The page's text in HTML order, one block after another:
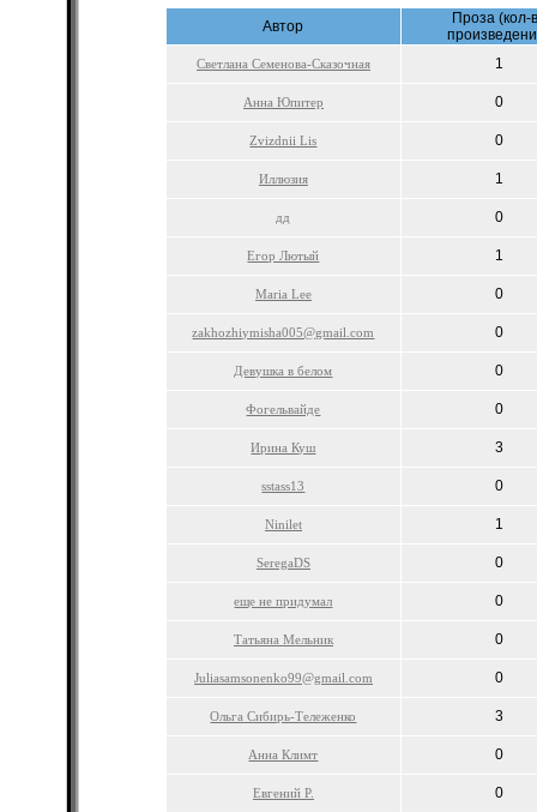
Автор
Проза (кол-
Светлана Семенова-Сказочная 1
Анна Юпитер 0
Zvizdnii Lis 0
Иллюзия 1
дд 0
Егор Лютый 1
Maria Lee 0
zakhozhiymisha005@gmail.com 0
Девушка в белом 0
Фогельвайде 0
Ирина Куш 3
sstass13 0
Ninilet 1
SeregaDS 0
еще не придумал 0
Татьяна Мельник 0
Juliasamsonenko99@gmail.com 0
Ольга Сибирь-Тележенко 3
Анна Климт 0
Евгений Р. 0